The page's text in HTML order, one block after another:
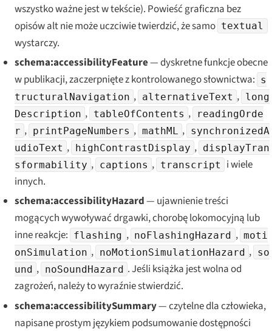
wszystko ważne jest w tekście). Powieść graficzna bez
opisów alt nie może uczciwie twierdzić, że samo textual
wystarczy.
schema:accessibilityFeature— dyskretne funkcje obecne
w publikacji, zaczerpnięte z kontrolowanego słownictwa: s
tructuralNavigation , alternativeText , long
Description , tableOfContents ,
readingOrde
r , printPageNumbers , mathML , synchronizedA
udioText , highContrastDisplay , displayTran
sformability , captions , transcript
i wiele
innych.
schema:accessibilityHazard— ujawnienie treści
mogących wywoływać drgawki, chorobę lokomocyjną lub
inne reakcje: flashing , noFlashingHazard , moti
onSimulation , noMotionSimulationHazard , so
und , noSoundHazard . Jeśli książka jest wolna od
zagrożeń, należy to wyraźnie stwierdzić.
schema:accessibilitySummary— czytelne dla człowieka,
napisane prostym językiem podsumowanie dostępności